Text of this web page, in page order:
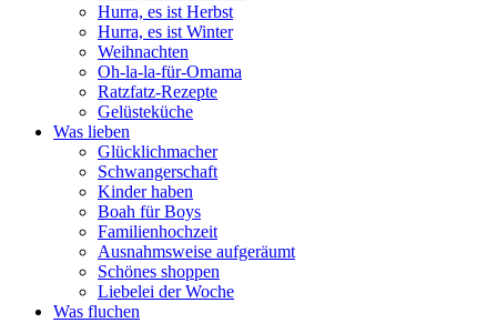
Hurra, es ist Herbst
Hurra, es ist Winter
Weihnachten
Oh-la-la-für-Omama
Ratzfatz-Rezepte
Gelüsteküche
Was lieben
Glücklichmacher
Schwangerschaft
Kinder haben
Boah für Boys
Familienhochzeit
Ausnahmsweise aufgeräumt
Schönes shoppen
Liebelei der Woche
Was fluchen